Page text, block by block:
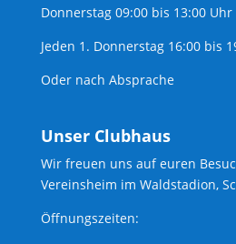
Donnerstag 09:00 bis 13:00 Uhr
Jeden 1. Donnerstag 16:00 bis
Oder nach Absprache
Unser Clubhaus
Wir freuen uns auf euren
Vereinsheim im Waldstadion,
Öffnungszeiten: